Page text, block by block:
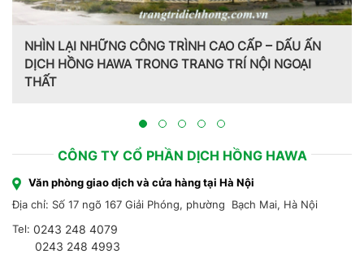
NHÌN LẠI NHỮNG CÔNG TRÌNH CAO CẤP – DẤU ẤN
DỊCH HỒNG HAWA TRONG TRANG TRÍ NỘI NGOẠI
THẤT
CÔNG TY CỔ PHẦN DỊCH HỒNG HAWA
Văn phòng giao dịch và cửa hàng tại Hà Nội
Địa chỉ: Số 17 ngõ 167 Giải Phóng, phường Bạch Mai, Hà Nội
Tel: 0243 248 4079
0243 248 4993